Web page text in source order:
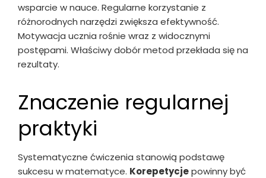
wsparcie w nauce. Regularne korzystanie z
różnorodnych narzędzi zwiększa efektywność.
Motywacja ucznia rośnie wraz z widocznymi
postępami. Właściwy dobór metod przekłada się na
rezultaty.
Znaczenie regularnej
praktyki
Systematyczne ćwiczenia stanowią podstawę
sukcesu w matematyce. Korepetycjepowinny być